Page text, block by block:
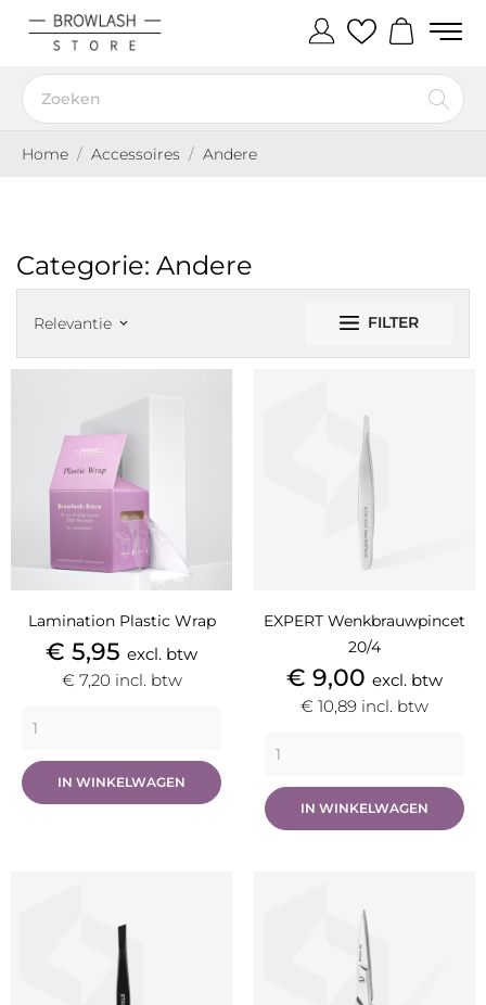
Home Accessoires Andere
Categorie: Andere
Relevantie keyboard_arrow_down FILTER
Lamination Plastic Wrap
Prijs
€ 5,95 excl. btw
€ 7,20 incl. btw
IN WINKELWAGEN
EXPERT Wenkbrauwpincet
20/4
Prijs
€ 9,00 excl. btw
€ 10,89 incl. btw
IN WINKELWAGEN